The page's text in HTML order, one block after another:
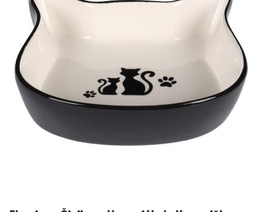
Prijavi se